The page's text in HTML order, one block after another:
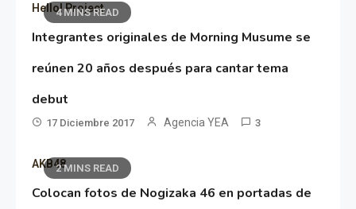
4 MINS READ
Hello! Project
Integrantes originales de Morning Musume se
reúnen 20 años después para cantar tema
debut
17 Diciembre 2017 Agencia YEA 3
2 MINS READ
AKB48
Colocan fotos de Nogizaka 46 en portadas de